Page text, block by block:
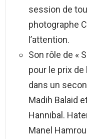
session de
photographe
l’attention.
Son rôle de «
pour le prix
dans un
Madih Balaid
Hannibal.
Manel